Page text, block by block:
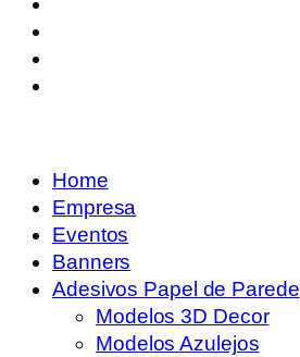
Home
Empresa
Eventos
Banners
Adesivos Papel de Parede
Modelos 3D Decor
Modelos Azulejos